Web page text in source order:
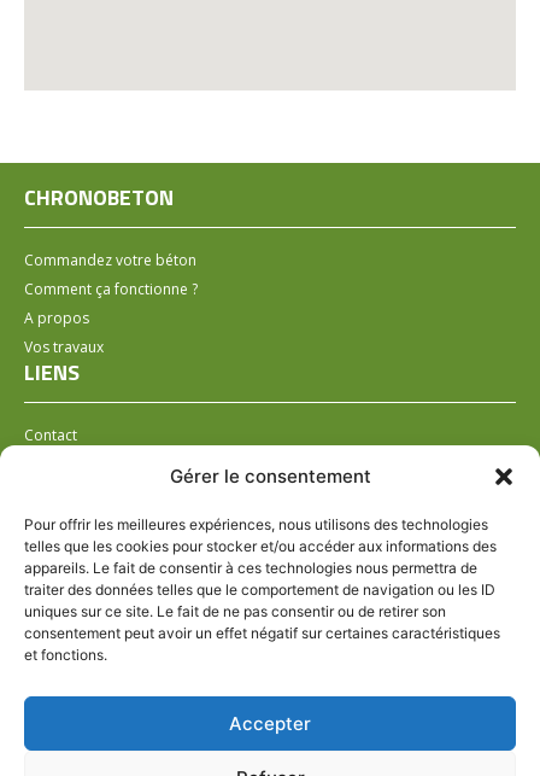
Gérer le consentement
Pour offrir les meilleures expériences, nous utilisons des technologies
telles que les cookies pour stocker et/ou accéder aux informations des
appareils. Le fait de consentir à ces technologies nous permettra de
traiter des données telles que le comportement de navigation ou les ID
uniques sur ce site. Le fait de ne pas consentir ou de retirer son
consentement peut avoir un effet négatif sur certaines caractéristiques
et fonctions.
Accepter
CHRONOBETON
Commandez votre béton
Comment ça fonctionne ?
A propos
Vos travaux
LIENS
Contact
Mentions légales
Conditions générales de ventes
Politique de confidentialité
Politique de cookies (UE)
HORAIRES VARIABLES SUIVANT LE POINT DE
DISTRIBUTION